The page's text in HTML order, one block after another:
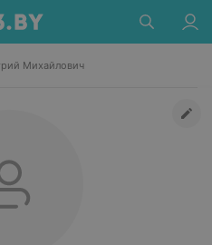
Михайлович